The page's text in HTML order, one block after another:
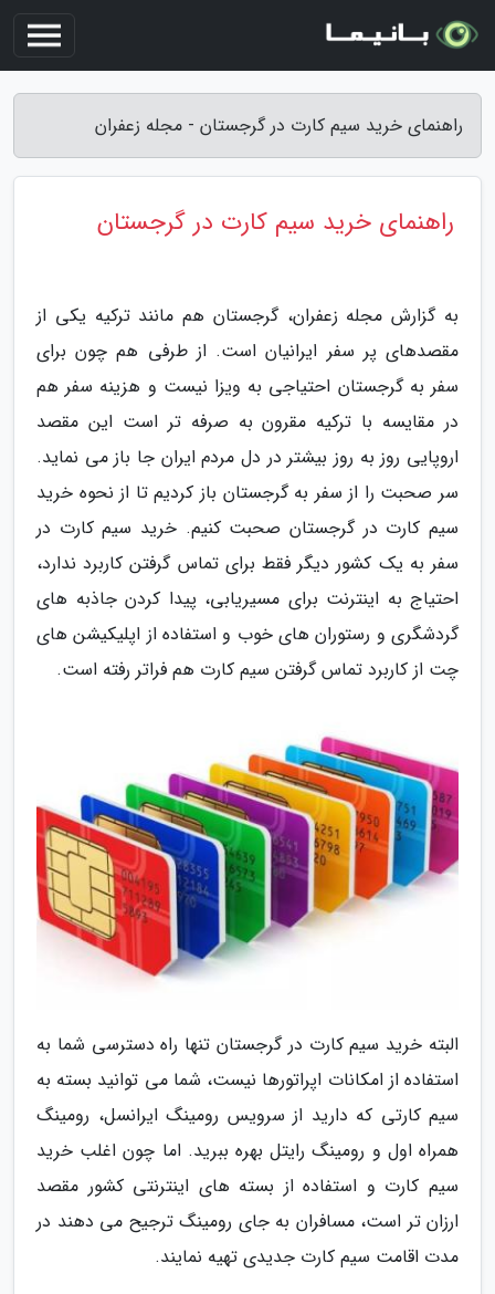
راهنمای خرید سیم کارت در گرجستان - مجله زعفران
راهنمای خرید سیم کارت در گرجستان
به گزارش مجله زعفران، گرجستان هم مانند ترکیه یکی از
مقصدهای پر سفر ایرانیان است. از طرفی هم چون برای
سفر به گرجستان احتیاجی به ویزا نیست و هزینه سفر هم
در مقایسه با ترکیه مقرون به صرفه تر است این مقصد
اروپایی روز به روز بیشتر در دل مردم ایران جا باز می نماید.
سر صحبت را از سفر به گرجستان باز کردیم تا از نحوه خرید
سیم کارت در گرجستان صحبت کنیم. خرید سیم کارت در
سفر به یک کشور دیگر فقط برای تماس گرفتن کاربرد ندارد،
احتیاج به اینترنت برای مسیریابی، پیدا کردن جاذبه های
گردشگری و رستوران های خوب و استفاده از اپلیکیشن های
چت از کاربرد تماس گرفتن سیم کارت هم فراتر رفته است.
البته خرید سیم کارت در گرجستان تنها راه دسترسی شما به
استفاده از امکانات اپراتورها نیست، شما می توانید بسته به
سیم کارتی که دارید از سرویس رومینگ ایرانسل، رومینگ
همراه اول و رومینگ رایتل بهره ببرید. اما چون اغلب خرید
سیم کارت و استفاده از بسته های اینترنتی کشور مقصد
ارزان تر است، مسافران به جای رومینگ ترجیح می دهند در
مدت اقامت سیم کارت جدیدی تهیه نمایند.